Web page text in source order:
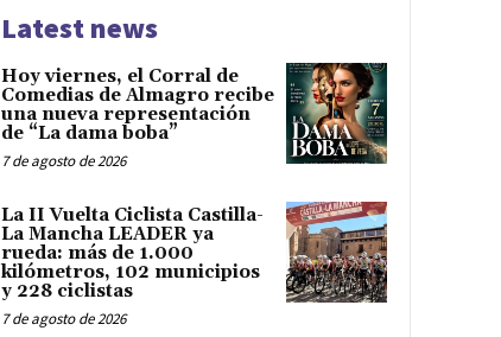
Latest news
Hoy viernes, el Corral de
Comedias de Almagro recibe
una nueva representación
de “La dama boba”
7 de agosto de 2026
La II Vuelta Ciclista Castilla-
La Mancha LEADER ya
rueda: más de 1.000
kilómetros, 102 municipios
y 228 ciclistas
7 de agosto de 2026